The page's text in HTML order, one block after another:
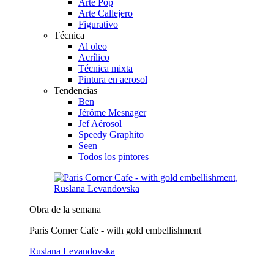
Arte Callejero
Figurativo
Técnica
Al oleo
Acrílico
Técnica mixta
Pintura en aerosol
Tendencias
Ben
Jérôme Mesnager
Jef Aérosol
Speedy Graphito
Seen
Todos los pintores
Obra de la semana
Paris Corner Cafe - with gold embellishment
Ruslana Levandovska